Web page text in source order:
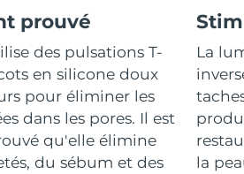
prouvé
des pulsations T-
en silicone doux
pour éliminer les
dans les pores. Il est
qu'elle élimine
du sébum et des
La
la
Hommes
Livraison estimée 8/13/26
Livraison estimée 8/12/26
Livraison estimée 8/14/26